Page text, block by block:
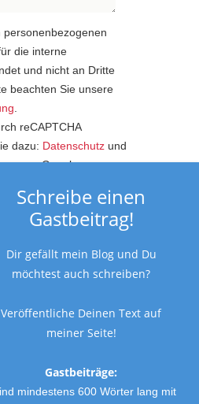
die interne
und nicht an Dritte
beachten Sie unsere
reCAPTCHA
dazu: Datenschutz und
von Google.
zu.
HUMOR
Schreibe einen
Gastbeitrag!
Dir gefällt mein Blog und Du
möchtest auch schreiben?
Veröffentliche Deinen Text auf
meiner Seite!
Gastbeiträge:
mindestens 600 Wörter lang mit